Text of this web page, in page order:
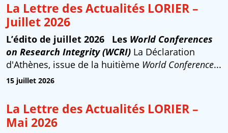
La Lettre des Actualités LORIER –
Juillet 2026
L’édito de juillet 2026 Les World Conferences
on Research Integrity (WCRI) La Déclaration
d'Athènes, issue de la huitième World Conference...
15 juillet 2026
La Lettre des Actualités LORIER –
Mai 2026